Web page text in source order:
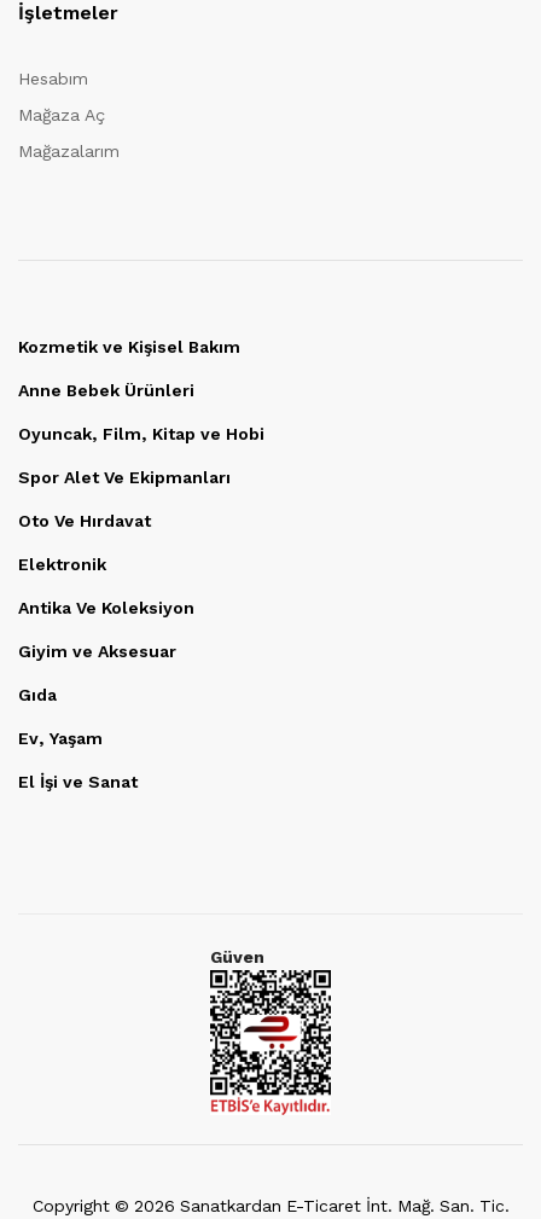
İşletmeler
Hesabım
Mağaza Aç
Mağazalarım
Kozmetik ve Kişisel Bakım
Anne Bebek Ürünleri
Oyuncak, Film, Kitap ve Hobi
Spor Alet Ve Ekipmanları
Oto Ve Hırdavat
Elektronik
Antika Ve Koleksiyon
Giyim ve Aksesuar
Gıda
Ev, Yaşam
El İşi ve Sanat
Güven
Copyright © 2026 Sanatkardan E-Ticaret İnt. Mağ. San. Tic.